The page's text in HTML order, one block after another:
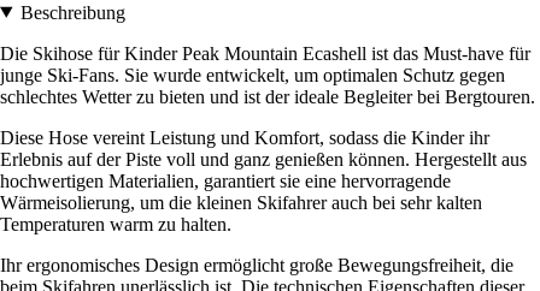
Beschreibung
Die Skihose für Kinder Peak Mountain Ecashell ist das Must-have für
junge Ski-Fans. Sie wurde entwickelt, um optimalen Schutz gegen
schlechtes Wetter zu bieten und ist der ideale Begleiter bei Bergtouren.
Diese Hose vereint Leistung und Komfort, sodass die Kinder ihr
Erlebnis auf der Piste voll und ganz genießen können. Hergestellt aus
hochwertigen Materialien, garantiert sie eine hervorragende
Wärmeisolierung, um die kleinen Skifahrer auch bei sehr kalten
Temperaturen warm zu halten.
Ihr ergonomisches Design ermöglicht große Bewegungsfreiheit, die
beim Skifahren unerlässlich ist. Die technischen Eigenschaften dieser